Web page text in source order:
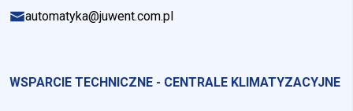
automatyka@juwent.com.pl
WSPARCIE TECHNICZNE - CENTRALE KLIMATYZACYJNE